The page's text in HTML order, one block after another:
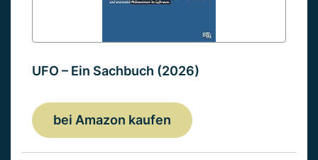
UFO – Ein Sachbuch (2026)
bei Amazon kaufen